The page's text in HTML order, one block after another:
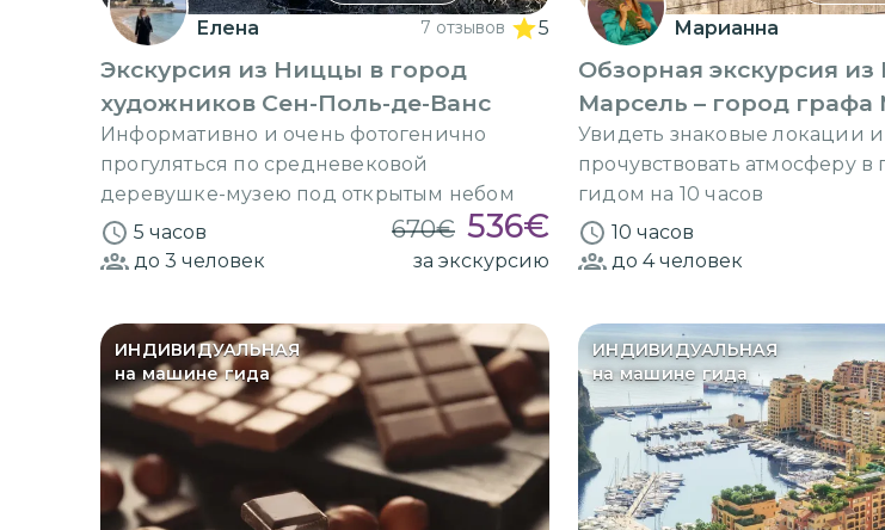
Елена 7 отзывов 5
Экскурсия из Ниццы в город
художников Сен-Поль-де-Ванс
Информативно и очень фотогенично
прогуляться по средневековой
деревушке-музею под открытым небом
5 часов
670€ 536€
до 3 человек за экскурсию
Марианна
Обзорная экскурсия
Марсель – город графа
Кристо
Увидеть знаковые локации и
прочувствовать атмосферу в
гидом на 10 часов
10 часов
до 4человек
ИНДИВИДУАЛЬНАЯ
на машине гида
ИНДИВИДУАЛЬНАЯ
на машине гида